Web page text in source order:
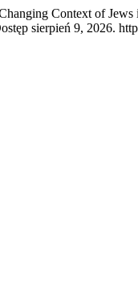
Context of
sierpień 9, 2026.